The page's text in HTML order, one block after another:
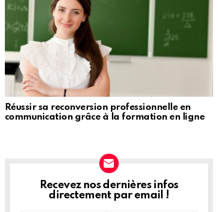
Réussir sa reconversion professionnelle en
communication grâce à la formation en ligne
NEWSLETTER
Recevez nos dernières infos
directement par email !